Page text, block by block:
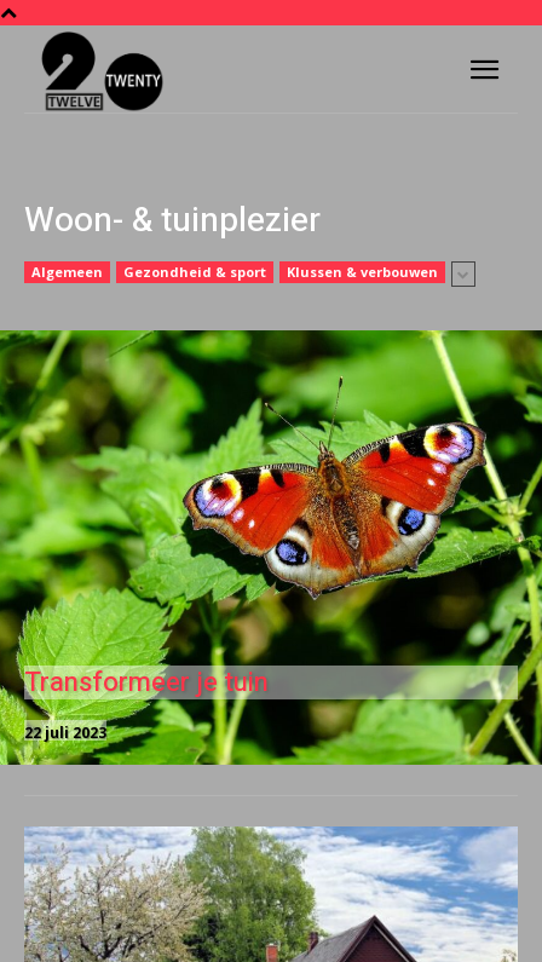
Woon- & tuinplezier
Algemeen Gezondheid & sport Klussen & verbouwen
Transformeer je tuin
22 juli 2023